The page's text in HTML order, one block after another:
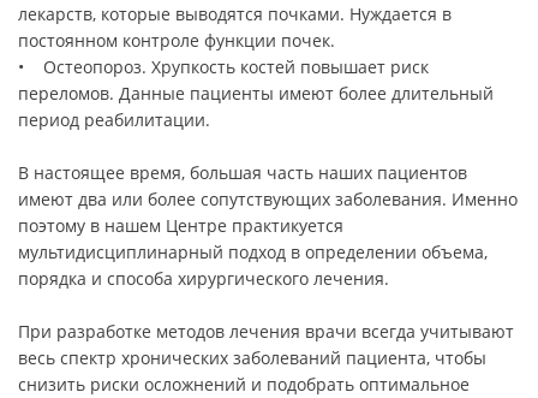
лекарств, которые выводятся почками. Нуждается в
постоянном контроле функции почек.
• Остеопороз. Хрупкость костей повышает риск
переломов. Данные пациенты имеют более длительный
период реабилитации.
В настоящее время, большая часть наших пациентов
имеют два или более сопутствующих заболевания. Именно
поэтому в нашем Центре практикуется
мультидисциплинарный подход в определении объема,
порядка и способа хирургического лечения.
При разработке методов лечения врачи всегда учитывают
весь спектр хронических заболеваний пациента, чтобы
снизить риски осложнений и подобрать оптимальное